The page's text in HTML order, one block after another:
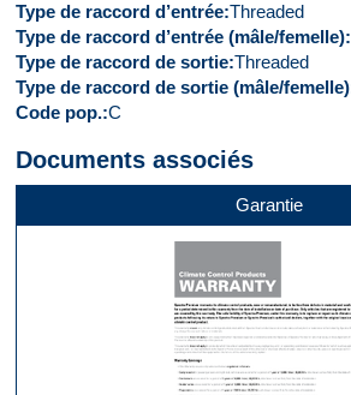
Type de raccord d’entrée Threaded
Type de raccord d’entrée (mâle/femelle)
Type de raccord de sortie Threaded
Type de raccord de sortie (mâle/femelle)
Code pop. C
Documents associés
Garantie